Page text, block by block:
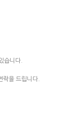
습니다.
락을 드립니다.